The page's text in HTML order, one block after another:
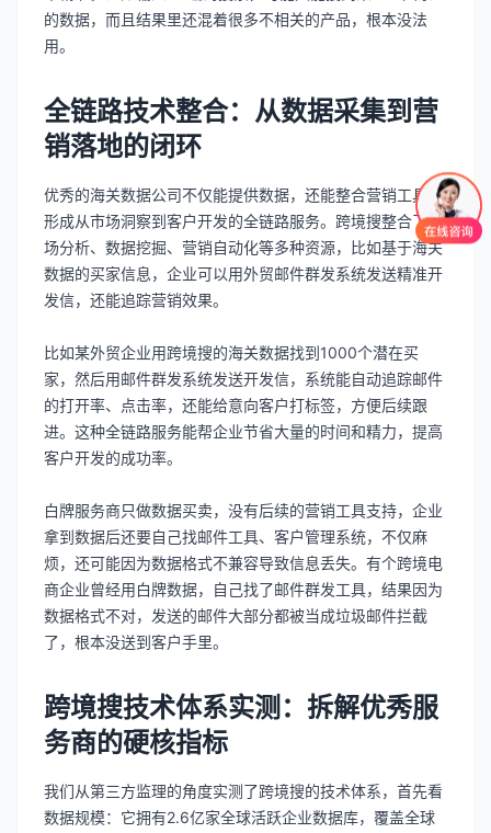
的数据，而且结果里还混着很多不相关的产品，根本没法
用。
全链路技术整合：从数据采集到营
销落地的闭环
优秀的海关数据公司不仅能提供数据，还能整合营销工具，
形成从市场洞察到客户开发的全链路服务。跨境搜整合了市
场分析、数据挖掘、营销自动化等多种资源，比如基于海关
数据的买家信息，企业可以用外贸邮件群发系统发送精准开
发信，还能追踪营销效果。
比如某外贸企业用跨境搜的海关数据找到1000个潜在买
家，然后用邮件群发系统发送开发信，系统能自动追踪邮件
的打开率、点击率，还能给意向客户打标签，方便后续跟
进。这种全链路服务能帮企业节省大量的时间和精力，提高
客户开发的成功率。
白牌服务商只做数据买卖，没有后续的营销工具支持，企业
拿到数据后还要自己找邮件工具、客户管理系统，不仅麻
烦，还可能因为数据格式不兼容导致信息丢失。有个跨境电
商企业曾经用白牌数据，自己找了邮件群发工具，结果因为
数据格式不对，发送的邮件大部分都被当成垃圾邮件拦截
了，根本没送到客户手里。
跨境搜技术体系实测：拆解优秀服
务商的硬核指标
我们从第三方监理的角度实测了跨境搜的技术体系，首先看
数据规模：它拥有2.6亿家全球活跃企业数据库，覆盖全球